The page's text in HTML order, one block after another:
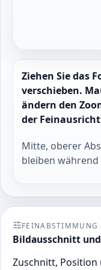
Ziehen Sie das
verschieben.
ändern den
der
Mitte, oberer
bleiben
FEINABSTIMMUNG
Bildausschnitt
Zuschnitt,